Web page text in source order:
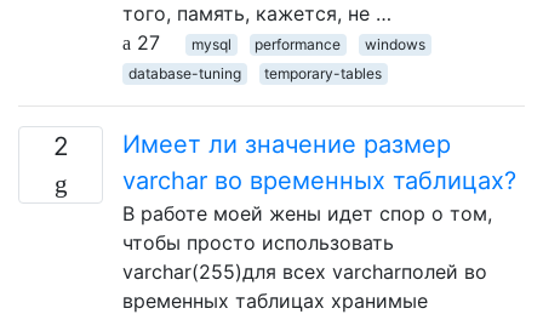
того, память, кажется, не …
27
mysql performance
windows
database-tuning
temporary-tables
2
Имеет ли значение размер
varchar во временных таблицах?
В работе моей жены идет спор о том,
чтобы просто использовать
varchar(255)для всех varcharполей во
временных таблицах хранимые